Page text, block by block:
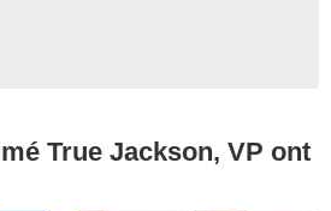
True Jackson, VP ont